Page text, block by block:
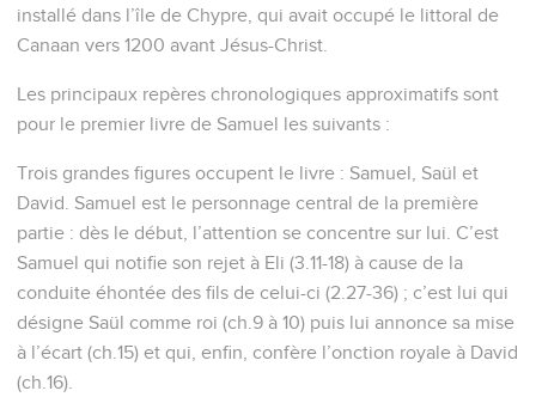
installé dans l’île de Chypre, qui avait occupé le littoral de
Canaan vers 1200 avant Jésus-Christ.
Les principaux repères chronologiques approximatifs sont
pour le premier livre de Samuel les suivants :
Trois grandes figures occupent le livre : Samuel, Saül et
David. Samuel est le personnage central de la première
partie : dès le début, l’attention se concentre sur lui. C’est
Samuel qui notifie son rejet à Eli (3.11-18) à cause de la
conduite éhontée des fils de celui-ci (2.27-36) ; c’est lui qui
désigne Saül comme roi (ch.9 à 10) puis lui annonce sa mise
à l’écart (ch.15) et qui, enfin, confère l’onction royale à David
(ch.16).